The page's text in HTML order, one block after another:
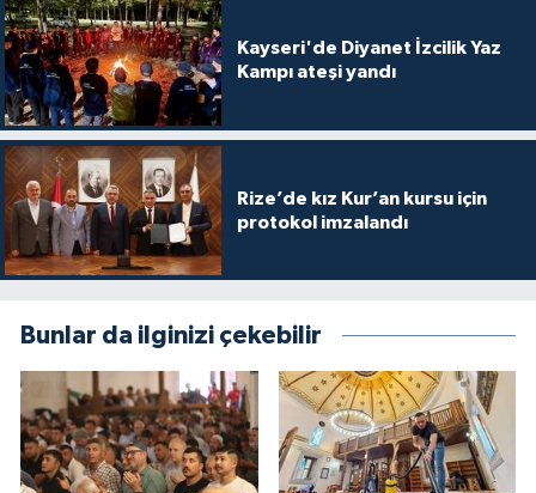
Kayseri'de Diyanet İzcilik Yaz
Kampı ateşi yandı
Rize’de kız Kur’an kursu için
protokol imzalandı
Bunlar da ilginizi çekebilir
Konya Müftülüğü
Kütahya Müftülüğü
Malatya Müftülüğü
Manisa Müftülüğü
Mersin Müftülüğü
Muğla Müftülüğü
Muş Müftülüğü